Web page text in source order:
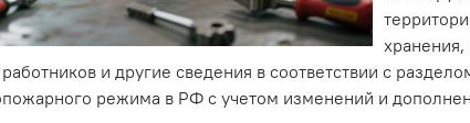
и другие сведения в соответствии с
режима в РФ с учетом изменений и